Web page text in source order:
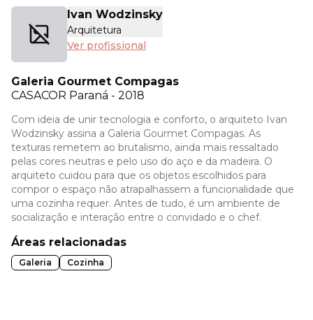
Ivan Wodzinsky
Arquitetura
Ver profissional
Galeria Gourmet Compagas
CASACOR Paraná - 2018
Com ideia de unir tecnologia e conforto, o arquiteto Ivan
Wodzinsky assina a Galeria Gourmet Compagas. As
texturas remetem ao brutalismo, ainda mais ressaltado
pelas cores neutras e pelo uso do aço e da madeira. O
arquiteto cuidou para que os objetos escolhidos para
compor o espaço não atrapalhassem a funcionalidade que
uma cozinha requer. Antes de tudo, é um ambiente de
socialização e interação entre o convidado e o chef.
Áreas relacionadas
Galeria Cozinha